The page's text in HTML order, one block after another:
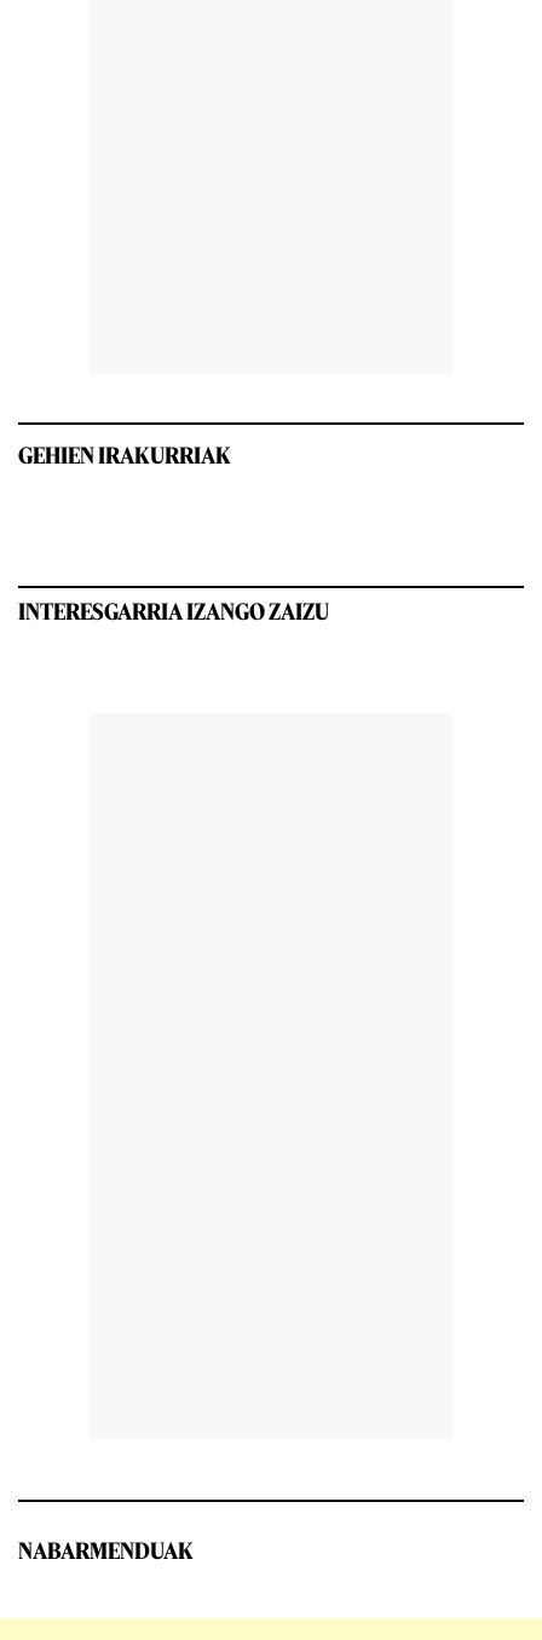
GEHIEN IRAKURRIAK
INTERESGARRIA IZANGO ZAIZU
NABARMENDUAK